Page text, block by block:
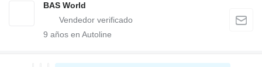
BAS World
9 años en Autoline